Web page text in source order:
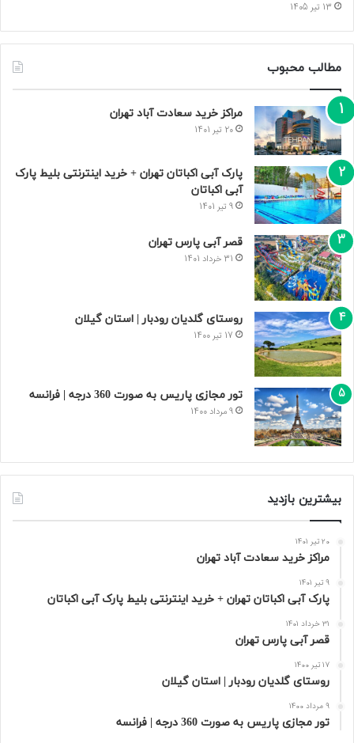
13 تیر 1405
مطالب محبوب
مراکز خرید سعادت‌ آباد تهران
20 تیر 1401
پارک آبی اکباتان تهران + خرید اینترنتی بلیط پارک
آبی اکباتان
9 تیر 1401
قصر آبی پارس تهران
31 خرداد 1401
روستای گلدیان رودبار | استان گیلان
17 تیر 1400
تور مجازی پاریس به صورت 360 درجه | فرانسه
9 مرداد 1400
بیشترین بازدید
20 تیر 1401
مراکز خرید سعادت‌ آباد تهران
9 تیر 1401
پارک آبی اکباتان تهران + خرید اینترنتی بلیط پارک آبی اکباتان
31 خرداد 1401
قصر آبی پارس تهران
17 تیر 1400
روستای گلدیان رودبار | استان گیلان
9 مرداد 1400
تور مجازی پاریس به صورت 360 درجه | فرانسه